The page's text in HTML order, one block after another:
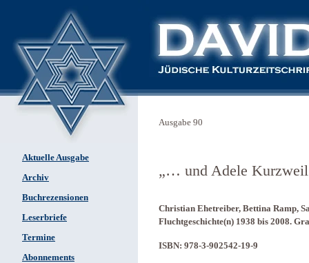
Aktuelle Ausgabe
Archiv
Buchrezensionen
Leserbriefe
Termine
Abonnements
Ausgabe 90
„… und Adele
Christian Ehetreiber, Bettina Ramp,
Fluchtgeschichte(n) 1938 bis 2008.
ISBN: 978-3-902542-19-9